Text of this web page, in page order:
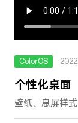
ColorOS
个性化桌面
壁纸、息屏样